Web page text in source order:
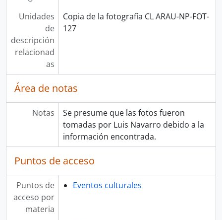
Unidades
de
descripción
relacionad
as
Copia de la fotografía CL ARAU-NP-FOT-
127
Área de notas
Notas
Se presume que las fotos fueron
tomadas por Luis Navarro debido a la
información encontrada.
Puntos de acceso
Puntos de
acceso por
materia
Eventos culturales